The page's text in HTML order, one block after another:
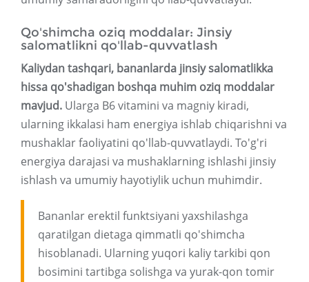
Qo'shimcha oziq moddalar: Jinsiy
salomatlikni qo'llab-quvvatlash
Kaliydan tashqari, bananlarda jinsiy salomatlikka
hissa qo'shadigan boshqa muhim oziq moddalar
mavjud. Ularga B6 vitamini va magniy kiradi,
ularning ikkalasi ham energiya ishlab chiqarishni va
mushaklar faoliyatini qo'llab-quvvatlaydi. To'g'ri
energiya darajasi va mushaklarning ishlashi jinsiy
ishlash va umumiy hayotiylik uchun muhimdir.
Bananlar erektil funktsiyani yaxshilashga
qaratilgan dietaga qimmatli qo'shimcha
hisoblanadi. Ularning yuqori kaliy tarkibi qon
bosimini tartibga solishga va yurak-qon tomir